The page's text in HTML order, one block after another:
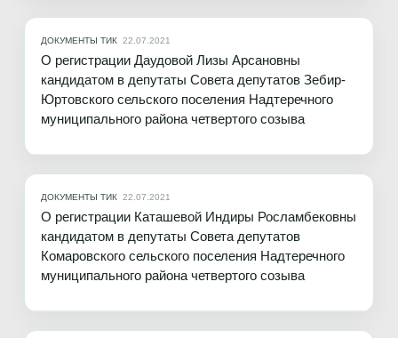
ДОКУМЕНТЫ ТИК 22.07.2021
О регистрации Даудовой Лизы Арсановны
кандидатом в депутаты Совета депутатов Зебир-
Юртовского сельского поселения Надтеречного
муниципального района четвертого созыва
ДОКУМЕНТЫ ТИК 22.07.2021
О регистрации Каташевой Индиры Росламбековны
кандидатом в депутаты Совета депутатов
Комаровского сельского поселения Надтеречного
муниципального района четвертого созыва